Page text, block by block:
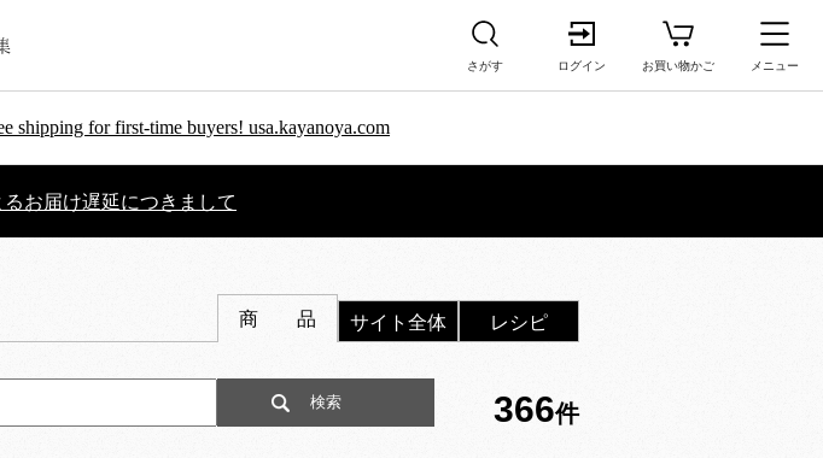
さがす ログイン お買い物かご メニュー
shipping for first-time buyers! usa.kayanoya.com
お届け遅延につきまして
商 品 サイト全体 レシピ
366件